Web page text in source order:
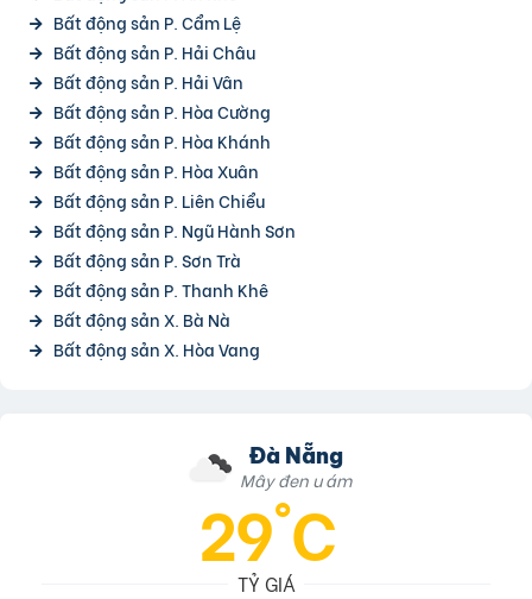
Bất động sản P. Cẩm Lệ
Bất động sản P. Hải Châu
Bất động sản P. Hải Vân
Bất động sản P. Hòa Cường
Bất động sản P. Hòa Khánh
Bất động sản P. Hòa Xuân
Bất động sản P. Liên Chiểu
Bất động sản P. Ngũ Hành Sơn
Bất động sản P. Sơn Trà
Bất động sản P. Thanh Khê
Bất động sản X. Bà Nà
Bất động sản X. Hòa Vang
Đà Nẵng
Mây đen u ám
29°C
TỶ GIÁ